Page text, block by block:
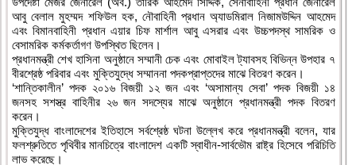
আবু বেলাল মুহম্মদ শফিউল হক, নৌবাহিনী প্রধান অ্যাডমিরাল নিজামউদ্দিন আহমেদ
এবং বিমানবাহিনী প্রধান এয়ার চিফ মার্শাল আবু এসরার এবং উচ্চপদস্থ সামরিক ও
বেসামরিক কর্মকর্তাগণ উপস্থিত ছিলেন।
প্রধানমন্ত্রী শেখ হাসিনা অনুষ্ঠানে সম্মানী চেক এবং মোবাইল ট্যাবসহ বিভিন্ন উপহার ৭
বীরশ্রেষ্ঠ পরিবার এবং মুক্তিযুদ্ধে সম্মাননা পদকপ্রাপ্তদের মাঝে বিতরণ করেন।
‘শান্তিকালীন’ পদক ২০১৬ বিজয়ী ১২ জন এবং ‘অসামান্য সেবা’ পদক বিজয়ী ১৪
জনসহ সশস্ত্র বাহিনীর ২৬ জন সদস্যের মাঝে অনুষ্ঠানে প্রধানমন্ত্রী পদক বিতরণ
করেন।
মুক্তিযুদ্ধ বাংলাদেশের ইতিহাসে সর্বশ্রেষ্ঠ ঘটনা উল্লেখ করে প্রধানমন্ত্রী বলেন, যার
ফলশ্রুতিতে পৃথিবীর মানচিত্রে বাংলাদেশ একটি স্বাধীন-সার্বভৌম রাষ্ট্র হিসেবে পরিচিতি
লাভ করেছে।